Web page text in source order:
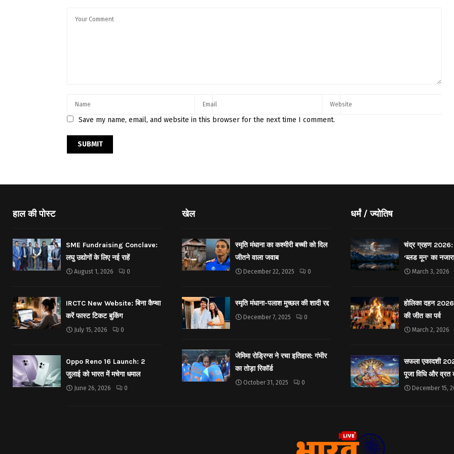
Save my name, email, and website in this browser for the next time I comment.
हाल की पोस्ट
SME Fundraising Conclave:
लघु उद्योगों के लिए नई राहें
August 1, 2026 0
IRCTC New Website: बिना कैप्चा
करें फास्ट टिकट बुकिंग
July 15, 2026 0
Oppo Reno 16 Launch: 2
जुलाई को भारत में मचेगा धमाल
June 26, 2026 0
खेल
स्मृति मंधाना का कश्मीरी बच्ची को दिल
जीतने वाला जवाब
December 22, 2025 0
स्मृति मंधाना-पलाश मुच्छल की शादी रद्द
December 7, 2025 0
जेमिमा रोड्रिग्स ने रचा इतिहास: गंभीर
का तोड़ा रिकॉर्ड
October 31, 2025 0
धर्मं / ज्योतिष
चंद्र ग्रहण 2026:
‘ब्लड मून’ का नजारा
March 3, 2026
होलिका दहन
की जीत का पर्व
March 2, 2026
सफला एकादशी
पूजा विधि और व्रत
December 15,